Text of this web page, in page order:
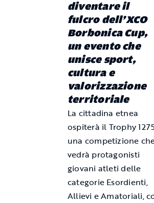
diventare il
fulcro dell’XCO
Borbonica Cup,
un evento che
unisce sport,
cultura e
valorizzazione
territoriale
La cittadina etnea
ospiterà il Trophy
una competizione
vedrà protagonisti
giovani atleti delle
categorie Esordienti,
Allievi e Amatoriali,